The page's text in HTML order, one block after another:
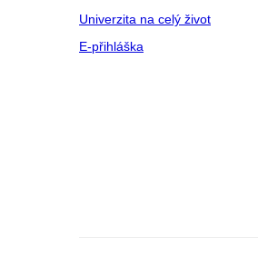
Univerzita na celý život
E-přihláška